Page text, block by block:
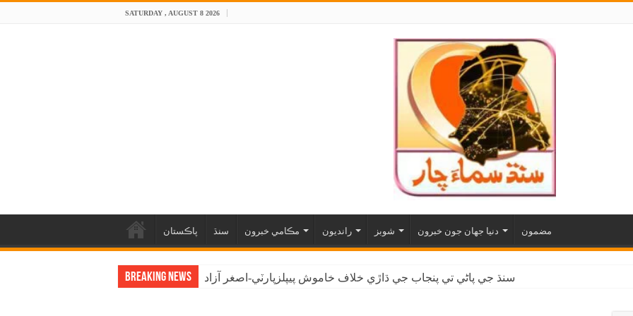
SATURDAY , AUGUST 8 2026
پاڪستان سنڌ مڪامي خبرون رانديون شوبز دنيا جهان جون خبرون مضمون
Breaking News سنڌ جي پاڻي تي پنجاب جي ڌاڙي خلاف خاموش پيپلزپارٽي-اصغر آزاد